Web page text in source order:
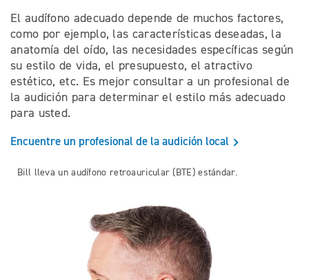
El audífono adecuado depende de muchos factores,
como por ejemplo, las características deseadas, la
anatomía del oído, las necesidades específicas según
su estilo de vida, el presupuesto, el atractivo
estético, etc. Es mejor consultar a un profesional de
la audición para determinar el estilo más adecuado
para usted.
Encuentre un profesional de la audición local
Bill lleva un audífono retroauricular (BTE) estándar.